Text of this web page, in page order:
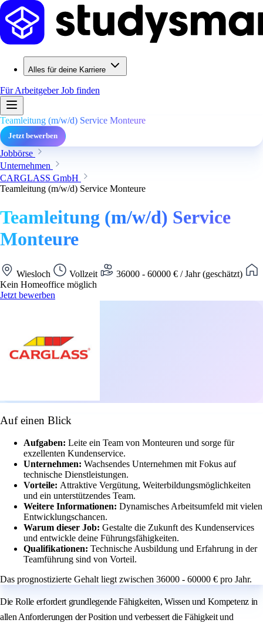
Alles für deine Karriere
Für ArbeitgeberJob finden
Teamleitung (m/w/d) Service Monteure
Jetzt bewerben
Jobbörse
Unternehmen
CARGLASS GmbH
Teamleitung (m/w/d) Service Monteure
Teamleitung (m/w/d) Service
Monteure
Wiesloch Vollzeit
36000 - 60000 € / Jahr (geschätzt)
Kein Homeoffice möglich
Jetzt bewerben
Auf einen Blick
Aufgaben: Leite ein Team von Monteuren und sorge für
exzellenten Kundenservice.
Unternehmen: Wachsendes Unternehmen mit Fokus auf
technische Dienstleistungen.
Vorteile: Attraktive Vergütung, Weiterbildungsmöglichkeiten
und ein unterstützendes Team.
Weitere Informationen: Dynamisches Arbeitsumfeld mit vielen
Entwicklungschancen.
Warum dieser Job: Gestalte die Zukunft des Kundenservices
und entwickle deine Führungsfähigkeiten.
Qualifikationen: Technische Ausbildung und Erfahrung in der
Teamführung sind von Vorteil.
Das prognostizierte Gehalt liegt zwischen 36000 - 60000 € pro Jahr.
Die Rolle erfordert grundlegende Fähigkeiten, Wissen und Kompetenz in
allen Anforderungen der Position und verbessert die Fähigkeit und